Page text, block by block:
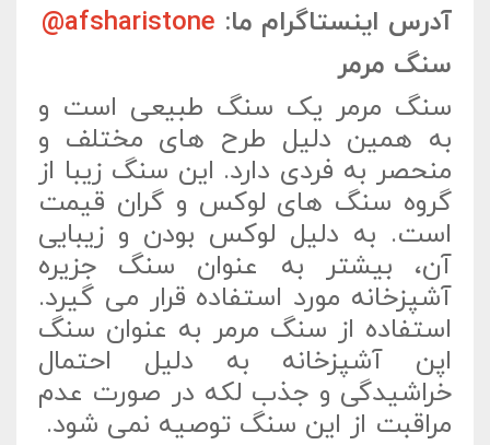
آدرس اینستاگرام ما: afsharistone@
سنگ مرمر
سنگ مرمر یک سنگ طبیعی است و
به همین دلیل طرح های مختلف و
منحصر به فردی دارد. این سنگ زیبا از
گروه سنگ های لوکس و گران قیمت
است. به دلیل لوکس بودن و زیبایی
آن، بیشتر به عنوان سنگ جزیره
آشپزخانه مورد استفاده قرار می گیرد.
استفاده از سنگ مرمر به عنوان سنگ
اپن آشپزخانه به دلیل احتمال
خراشیدگی و جذب لکه در صورت عدم
مراقبت از این سنگ توصیه نمی شود.